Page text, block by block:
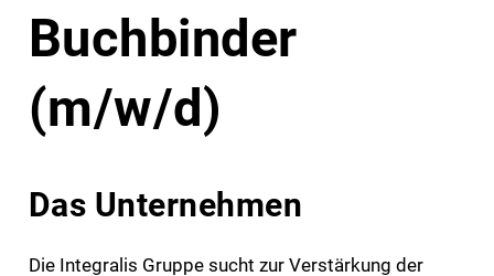
Buchbinder
(m/w/d)
Das Unternehmen
Die Integralis Gruppe sucht zur Verstärkung der